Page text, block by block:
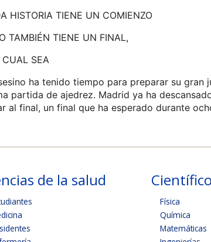
HISTORIA TIENE UN COMIENZO
TAMBIÉN TIENE UN FINAL,
CUAL SEA
ha tenido tiempo para preparar su gran
partida de ajedrez. Madrid ya ha
al final, un final que ha esperado durante
de la salud
Física
Química
Matemáticas